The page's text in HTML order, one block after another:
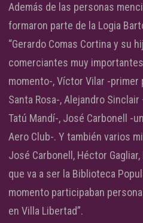
Además de las personas
formaron parte de la Logia
“Gerardo Comas Cortina y su
comerciantes muy
momento-, Víctor Vilar -primer
Santa Rosa-, Alejandro
Tatú Mandí-, José Carbonell -
Aero Club-. Y también varios
José Carbonell, Héctor
que va a ser la Biblioteca
momento participaban
en Villa Libertad”.